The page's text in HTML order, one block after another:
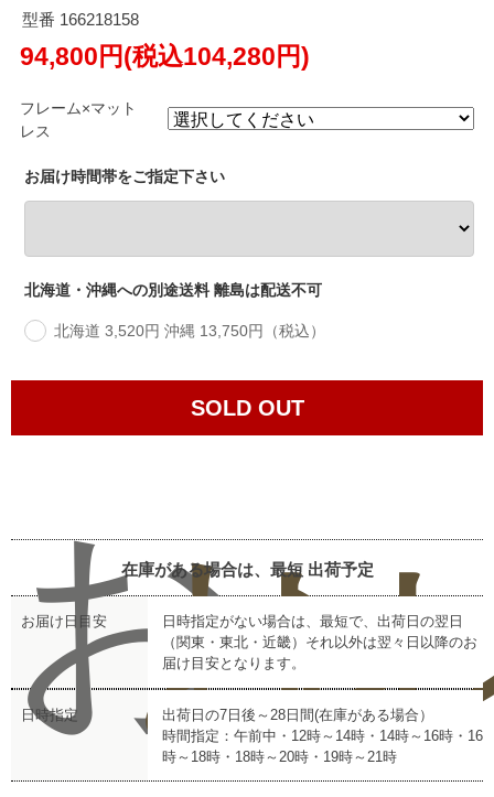
型番 166218158
94,800円(税込104,280円)
フレーム×マット
レス
お届け時間帯をご指定下さい
北海道・沖縄への別途送料 離島は配送不可
北海道 3,520円 沖縄 13,750円（税込）
SOLD OUT
おおレ
在庫がある場合は、最短 出荷予定
お届け日目安
日時指定がない場合は、最短で、出荷日の翌日
（関東・東北・近畿）それ以外は翌々日以降のお
届け目安となります。
日時指定
出荷日の7日後～28日間(在庫がある場合）
時間指定：午前中・12時～14時・14時～16時・16
時～18時・18時～20時・19時～21時